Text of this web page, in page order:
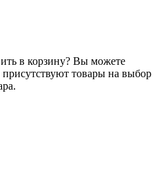
в корзину? Вы можете
присутствуют товары на выбор